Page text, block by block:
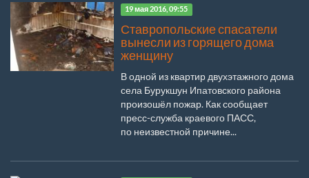
19 мая 2016, 09:55
Ставропольские спасатели
вынесли из горящего дома
женщину
В одной из квартир двухэтажного дома
села Бурукшун Ипатовского района
произошёл пожар. Как сообщает
пресс-служба краевого ПАСС,
по неизвестной причине...